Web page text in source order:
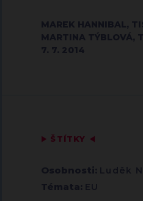
MAREK HANNIBAL,
MARTINA TÝBLOVÁ,
7. 7. 2014
▶ ŠTÍTKY ◀
Osobnosti: Luděk
Témata: EU